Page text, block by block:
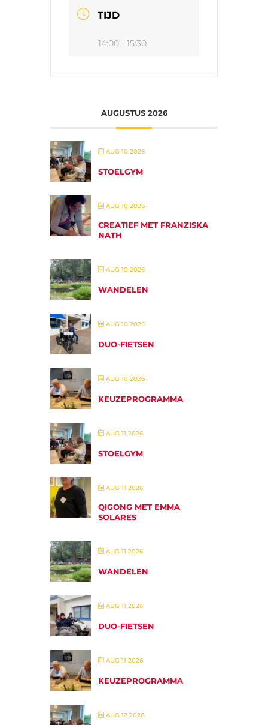
TIJD
14:00 - 15:30
AUGUSTUS 2026
AUG 10 2026
STOELGYM
AUG 10 2026
CREATIEF MET FRANZISKA
NATH
AUG 10 2026
WANDELEN
AUG 10 2026
DUO-FIETSEN
AUG 10 2026
KEUZEPROGRAMMA
AUG 11 2026
STOELGYM
AUG 11 2026
QIGONG MET EMMA
SOLARES
AUG 11 2026
WANDELEN
AUG 11 2026
DUO-FIETSEN
AUG 11 2026
KEUZEPROGRAMMA
AUG 12 2026